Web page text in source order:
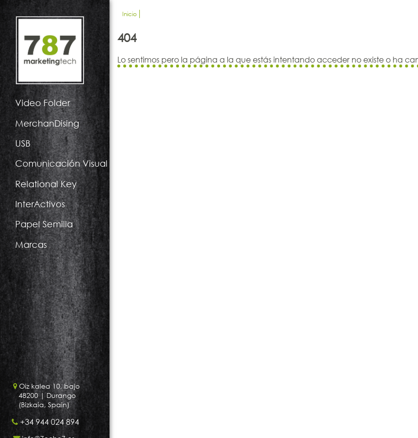
Video Folder
MerchanDising
USB
Comunicación Visual
Relational Key
InterActivos
Papel Semilla
Marcas
Oiz kalea 10, bajo
48200 | Durango
(Bizkaia, Spain)
+34 944 024 894
Inicio
404
Lo sentimos pero la página a la que estás intentando acceder no existe o ha